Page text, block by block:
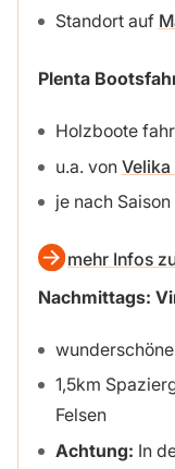
Standort auf
Plenta
Holzboote
u.a. von Velika
je nach
mehr Infos
Nachmittags:
1,5km
Felsen
Achtung: In